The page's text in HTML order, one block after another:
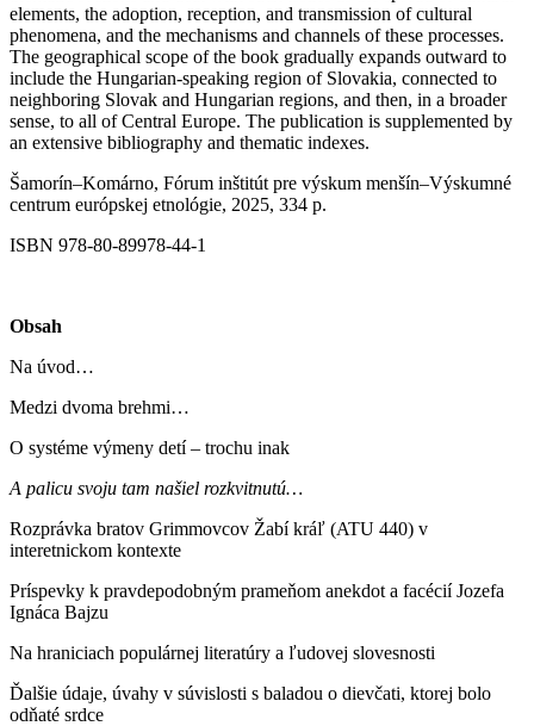
elements, the adoption, reception, and transmission of cultural
phenomena, and the mechanisms and channels of these processes.
The geographical scope of the book gradually expands outward to
include the Hungarian-speaking region of Slovakia, connected to
neighboring Slovak and Hungarian regions, and then, in a broader
sense, to all of Central Europe. The publication is supplemented by
an extensive bibliography and thematic indexes.
Šamorín–Komárno, Fórum inštitút pre výskum menšín–Výskumné
centrum európskej etnológie, 2025, 334 p.
ISBN 978-80-89978-44-1
Obsah
Na úvod…
Medzi dvoma brehmi…
O systéme výmeny detí – trochu inak
A palicu svoju tam našiel rozkvitnutú…
Rozprávka bratov Grimmovcov Žabí kráľ (ATU 440) v
interetnickom kontexte
Príspevky k pravdepodobným prameňom anekdot a facécií Jozefa
Ignáca Bajzu
Na hraniciach populárnej literatúry a ľudovej slovesnosti
Ďalšie údaje, úvahy v súvislosti s baladou o dievčati, ktorej bolo
odňaté srdce